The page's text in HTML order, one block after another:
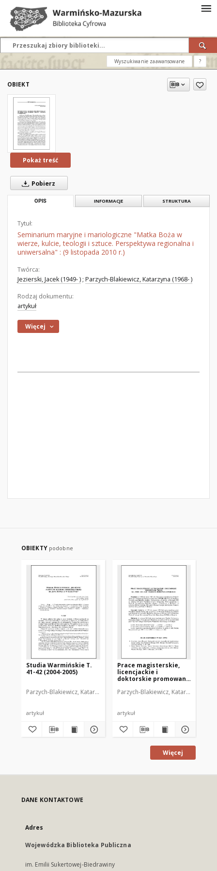
Wyszukiwanie zaawansowane ?
OBIEKT
Pokaż treść
Pobierz
OPIS INFORMACJE STRUKTURA
Tytuł:
Seminarium maryjne i mariologiczne "Matka Boża w
wierze, kulcie, teologii i sztuce. Perspektywa regionalna i
uniwersalna" : (9 listopada 2010 r.)
Twórca:
Jezierski, Jacek (1949- ) ; Parzych-Blakiewicz, Katarzyna (1968- )
Rodzaj dokumentu:
artykuł
Więcej
OBIEKTY podobne
Studia Warmińskie T.
41-42 (2004-2005)
Parzych-Blakiewicz, Katarzyna (1968- )
artykuł
Prace magisterskie,
licencjackie i
doktorskie promowane
Mariana
Parzych-Blakiewicz, Katarzyna
artykuł
Więcej
DANE KONTAKTOWE
Adres
Wojewódzka Biblioteka Publiczna
im. Emilii Sukertowej-Biedrawiny